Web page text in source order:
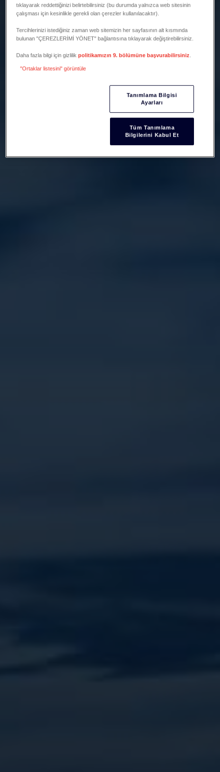
tıklayarak reddettiğinizi belirtebilirsiniz (bu durumda yalnızca web sitesinin
çalışması için kesinlikle gerekli olan çerezler kullanılacaktır).
Tercihlerinizi istediğiniz zaman web sitemizin her sayfasının alt kısmında
bulunan "ÇEREZLERİMİ YÖNET" bağlantısına tıklayarak değiştirebilirsiniz.
Daha fazla bilgi için gizlilikpolitikamızın 9. bölümüne başvurabilirsiniz
"Ortaklar listesini" görüntüle
Tanımlama Bilgisi
Ayarları
Tüm Tanımlama
Bilgilerini Kabul Et